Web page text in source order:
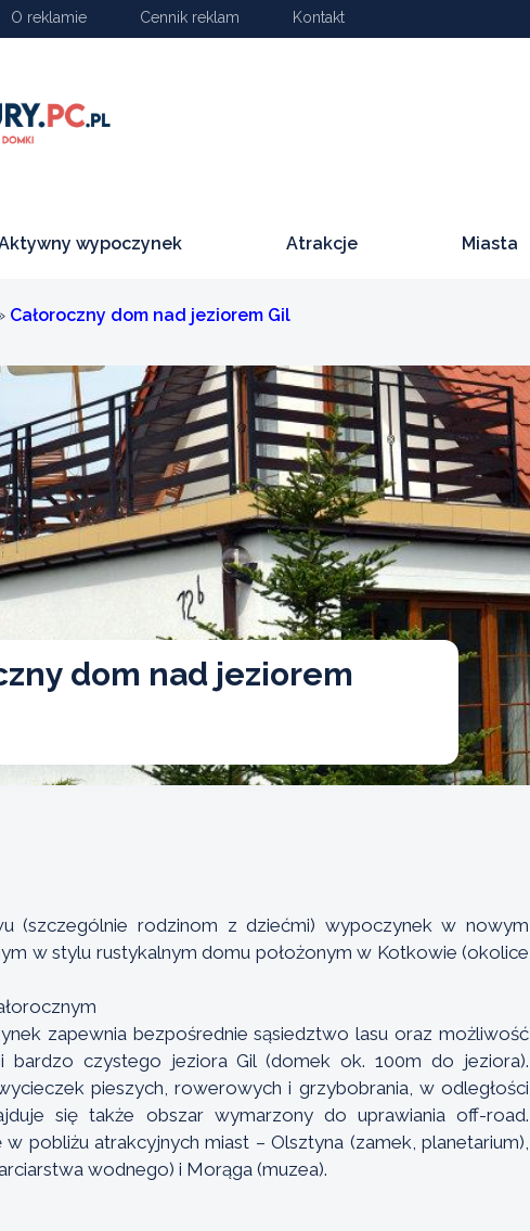
O reklamie Cennik reklam Kontakt
wypoczynek Atrakcje Miasta
Całoroczny dom nad jeziorem Gil
dom nad jeziorem
(szczególnie rodzinom z dziećmi) wypoczynek w nowym
w stylu rustykalnym domu położonym w Kotkowie (okolice
zapewnia bezpośrednie sąsiedztwo lasu oraz możliwość
bardzo czystego jeziora Gil (domek ok. 100m do jeziora).
pieszych, rowerowych i grzybobrania, w odległości
się także obszar wymarzony do uprawiania off-road.
pobliżu atrakcyjnych miast – Olsztyna (zamek, planetarium),
wodnego) i Morąga (muzea).